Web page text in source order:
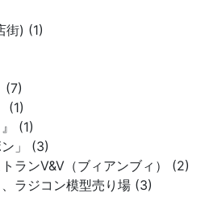
街) (1)
(7)
(1)
(1)
」 (3)
ランV&V（ブィアンブィ） (2)
ラジコン模型売り場 (3)